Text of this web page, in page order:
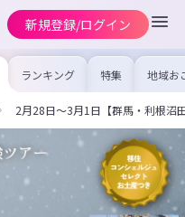
新規登録/ログイン
ランキング 特集 地域お
の求
を集め
事内容
を比較
合った
けよう
2月28日〜3月1日【群馬・利根沼